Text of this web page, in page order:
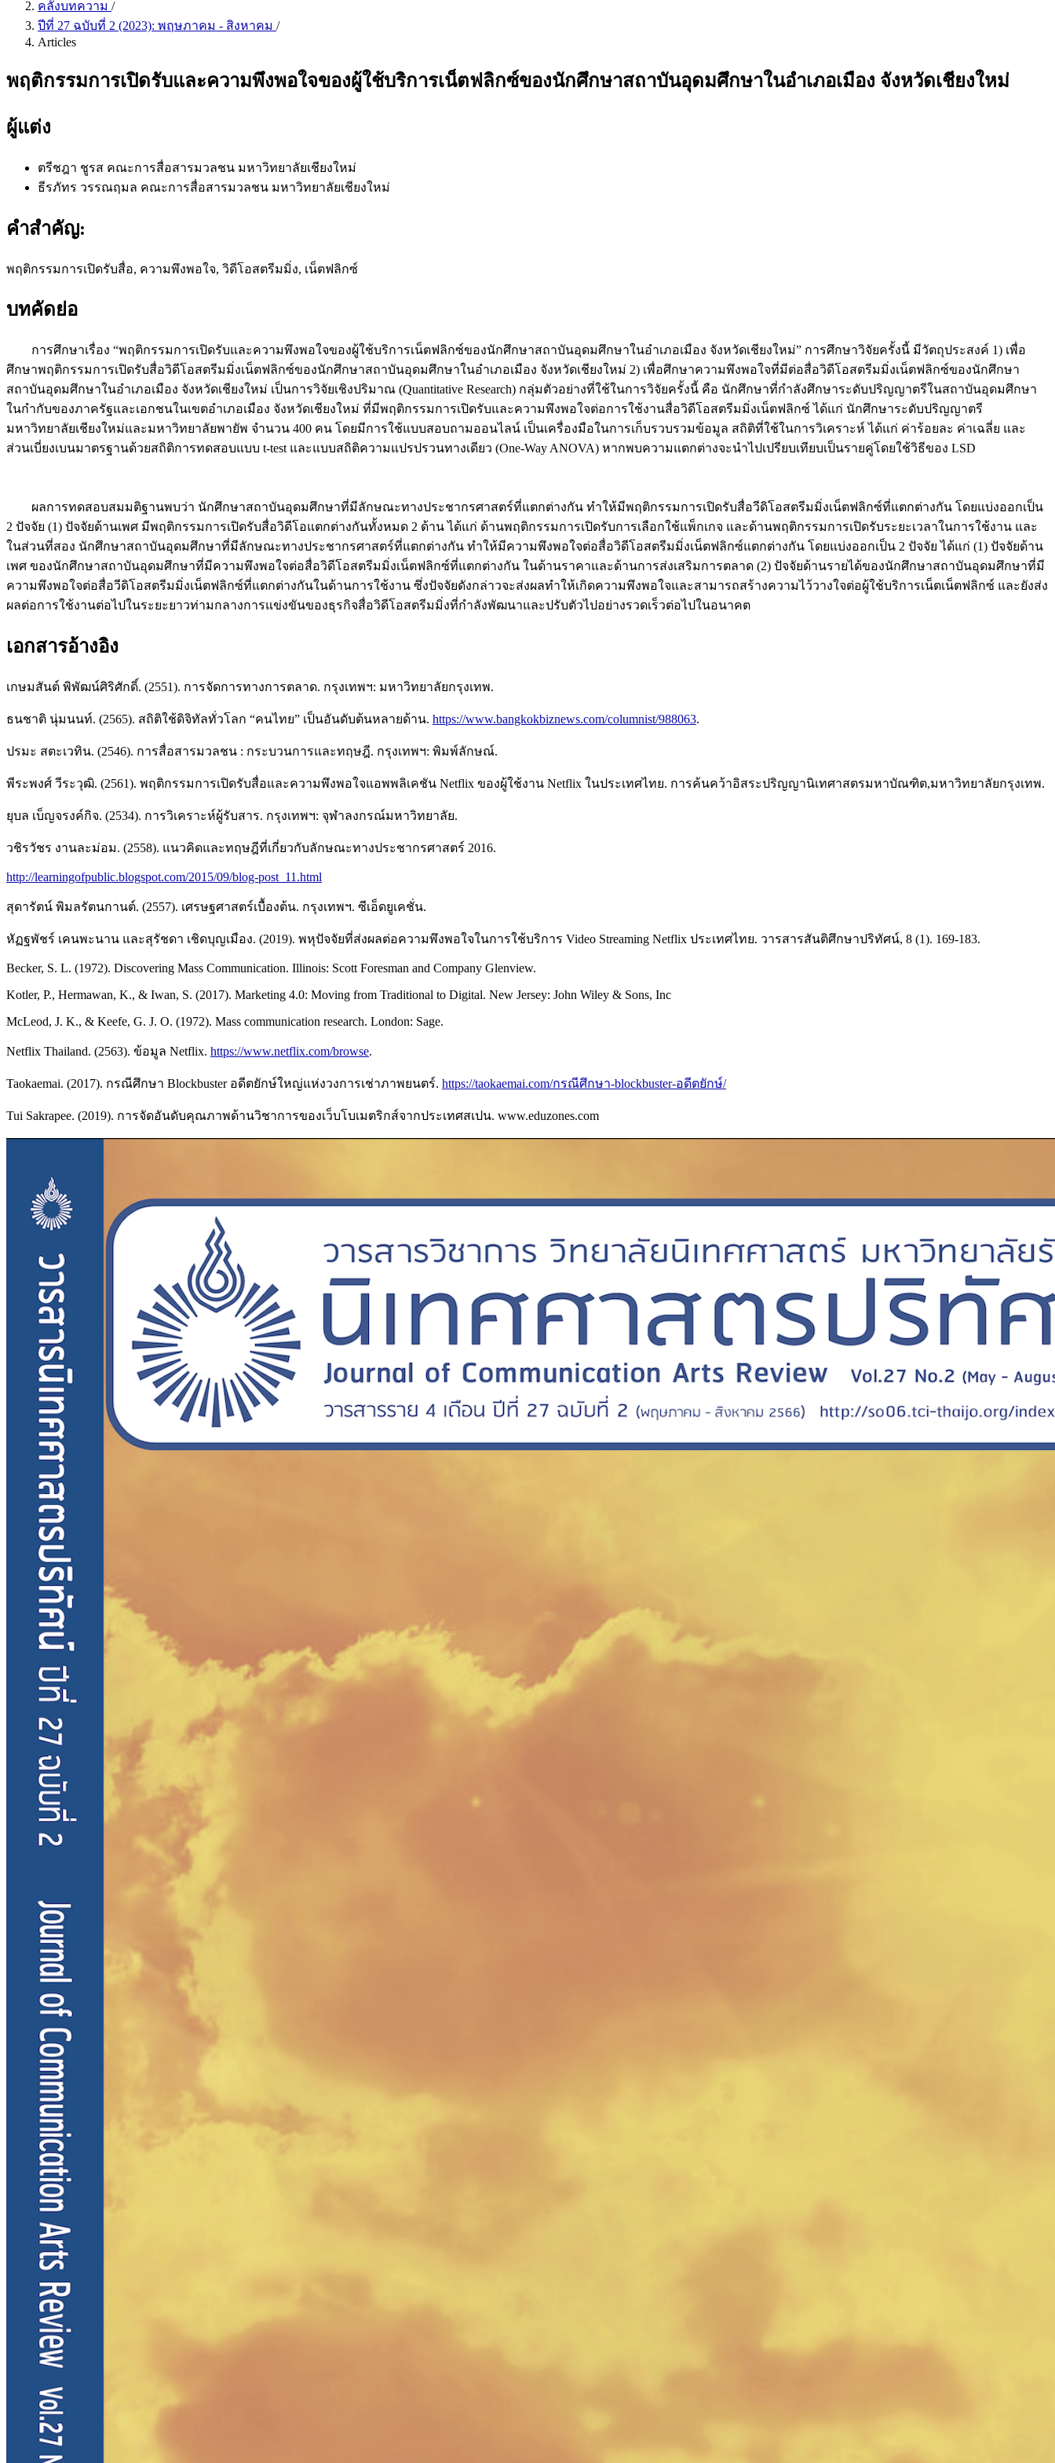
คลังบทความ /
ปีที่ 27 ฉบับที่ 2 (2023): พฤษภาคม - สิงหาคม /
Articles
พฤติกรรมการเปิดรับและความพึงพอใจของผู้ใช้บริการเน็ตฟลิกซ์ของนักศึกษาสถาบันอุดมศึกษาในอำเภอเมือง จังหวัดเชียงใหม่
ผู้แต่ง
ตรีชฎา ชูรส คณะการสื่อสารมวลชน มหาวิทยาลัยเชียงใหม่
ธีรภัทร วรรณฤมล คณะการสื่อสารมวลชน มหาวิทยาลัยเชียงใหม่
คำสำคัญ:
พฤติกรรมการเปิดรับสื่อ, ความพึงพอใจ, วิดีโอสตรีมมิ่ง, เน็ตฟลิกซ์
บทคัดย่อ
การศึกษาเรื่อง “พฤติกรรมการเปิดรับและความพึงพอใจของผู้ใช้บริการเน็ตฟลิกซ์ของนักศึกษาสถาบันอุดมศึกษาในอำเภอเมือง จังหวัดเชียงใหม่” การศึกษาวิจัยครั้งนี้ มีวัตถุประสงค์ 1) เพื่อ
ศึกษาพฤติกรรมการเปิดรับสื่อวิดีโอสตรีมมิ่งเน็ตฟลิกซ์ของนักศึกษาสถาบันอุดมศึกษาในอำเภอเมือง จังหวัดเชียงใหม่ 2) เพื่อศึกษาความพึงพอใจที่มีต่อสื่อวิดีโอสตรีมมิ่งเน็ตฟลิกซ์ของนักศึกษา
สถาบันอุดมศึกษาในอำเภอเมือง จังหวัดเชียงใหม่ เป็นการวิจัยเชิงปริมาณ (Quantitative Research) กลุ่มตัวอย่างที่ใช้ในการวิจัยครั้งนี้ คือ นักศึกษาที่กำลังศึกษาระดับปริญญาตรีในสถาบันอุดมศึกษา
ในกำกับของภาครัฐและเอกชนในเขตอำเภอเมือง จังหวัดเชียงใหม่ ที่มีพฤติกรรมการเปิดรับและความพึงพอใจต่อการใช้งานสื่อวิดีโอสตรีมมิ่งเน็ตฟลิกซ์ ได้แก่ นักศึกษาระดับปริญญาตรี
มหาวิทยาลัยเชียงใหม่และมหาวิทยาลัยพายัพ จำนวน 400 คน โดยมีการใช้แบบสอบถามออนไลน์ เป็นเครื่องมือในการเก็บรวบรวมข้อมูล สถิติที่ใช้ในการวิเคราะห์ ได้แก่ ค่าร้อยละ ค่าเฉลี่ย และ
ส่วนเบี่ยงเบนมาตรฐานด้วยสถิติการทดสอบแบบ t-test และแบบสถิติความแปรปรวนทางเดียว (One-Way ANOVA) หากพบความแตกต่างจะนำไปเปรียบเทียบเป็นรายคู่โดยใช้วิธีของ LSD
ผลการทดสอบสมมติฐานพบว่า นักศึกษาสถาบันอุดมศึกษาที่มีลักษณะทางประชากรศาสตร์ที่แตกต่างกัน ทำให้มีพฤติกรรมการเปิดรับสื่อวีดิโอสตรีมมิ่งเน็ตฟลิกซ์ที่แตกต่างกัน โดยแบ่งออกเป็น
2 ปัจจัย (1) ปัจจัยด้านเพศ มีพฤติกรรมการเปิดรับสื่อวิดีโอแตกต่างกันทั้งหมด 2 ด้าน ได้แก่ ด้านพฤติกรรมการเปิดรับการเลือกใช้แพ็กเกจ และด้านพฤติกรรมการเปิดรับระยะเวลาในการใช้งาน และ
ในส่วนที่สอง นักศึกษาสถาบันอุดมศึกษาที่มีลักษณะทางประชากรศาสตร์ที่แตกต่างกัน ทำให้มีความพึงพอใจต่อสื่อวิดีโอสตรีมมิ่งเน็ตฟลิกซ์แตกต่างกัน โดยแบ่งออกเป็น 2 ปัจจัย ได้แก่ (1) ปัจจัยด้าน
เพศ ของนักศึกษาสถาบันอุดมศึกษาที่มีความพึงพอใจต่อสื่อวิดีโอสตรีมมิ่งเน็ตฟลิกซ์ที่แตกต่างกัน ในด้านราคาและด้านการส่งเสริมการตลาด (2) ปัจจัยด้านรายได้ของนักศึกษาสถาบันอุดมศึกษาที่มี
ความพึงพอใจต่อสื่อวีดิโอสตรีมมิ่งเน็ตฟลิกซ์ที่แตกต่างกันในด้านการใช้งาน ซึ่งปัจจัยดังกล่าวจะส่งผลทำให้เกิดความพึงพอใจและสามารถสร้างความไว้วางใจต่อผู้ใช้บริการเน็ตเน็ตฟลิกซ์ และยังส่ง
ผลต่อการใช้งานต่อไปในระยะยาวท่ามกลางการแข่งขันของธุรกิจสื่อวิดีโอสตรีมมิ่งที่กำลังพัฒนาและปรับตัวไปอย่างรวดเร็วต่อไปในอนาคต
เอกสารอ้างอิง
เกษมสันต์ พิพัฒน์ศิริศักดิ์. (2551). การจัดการทางการตลาด. กรุงเทพฯ: มหาวิทยาลัยกรุงเทพ.
ธนชาติ นุ่มนนท์. (2565). สถิติใช้ดิจิทัลทั่วโลก “คนไทย” เป็นอันดับต้นหลายด้าน. https://www.bangkokbiznews.com/columnist/988063.
ปรมะ สตะเวทิน. (2546). การสื่อสารมวลชน : กระบวนการและทฤษฎี. กรุงเทพฯ: พิมพ์ลักษณ์.
พีระพงศ์ วีระวุฒิ. (2561). พฤติกรรมการเปิดรับสื่อและความพึงพอใจแอพพลิเคชัน Netflix ของผู้ใช้งาน Netflix ในประเทศไทย. การค้นคว้าอิสระปริญญานิเทศาสตรมหาบัณฑิต,มหาวิทยาลัยกรุงเทพ.
ยุบล เบ็ญจรงค์กิจ. (2534). การวิเคราะห์ผู้รับสาร. กรุงเทพฯ: จุฬาลงกรณ์มหาวิทยาลัย.
วชิรวัชร งานละม่อม. (2558). แนวคิดและทฤษฎีที่เกี่ยวกับลักษณะทางประชากรศาสตร์ 2016.
http://learningofpublic.blogspot.com/2015/09/blog-post_11.html
สุดารัตน์ พิมลรัตนกานต์. (2557). เศรษฐศาสตร์เบื้องต้น. กรุงเทพฯ. ซีเอ็ดยูเคชั่น.
หัฏฐพัชร์ เคนพะนาน และสุรัชดา เชิดบุญเมือง. (2019). พหุปัจจัยที่ส่งผลต่อความพึงพอใจในการใช้บริการ Video Streaming Netflix ประเทศไทย. วารสารสันติศึกษาปริทัศน์, 8 (1). 169-183.
Becker, S. L. (1972). Discovering Mass Communication. Illinois: Scott Foresman and Company Glenview.
Kotler, P., Hermawan, K., & Iwan, S. (2017). Marketing 4.0: Moving from Traditional to Digital. New Jersey: John Wiley & Sons, Inc
McLeod, J. K., & Keefe, G. J. O. (1972). Mass communication research. London: Sage.
Netflix Thailand. (2563). ข้อมูล Netflix. https://www.netflix.com/browse.
Taokaemai. (2017). กรณีศึกษา Blockbuster อดีตยักษ์ใหญ่แห่งวงการเช่าภาพยนตร์. https://taokaemai.com/กรณีศึกษา-blockbuster-อดีตยักษ์/
Tui Sakrapee. (2019). การจัดอันดับคุณภาพด้านวิชาการของเว็บโบเมตริกส์จากประเทศสเปน. www.eduzones.com